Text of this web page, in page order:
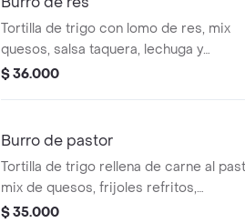
Tortilla de trigo con lomo de res, mix
quesos, salsa taquera, lechuga y
guacamole. acompañado de totopos.
$ 36.000
Burro de pastor
Tortilla de trigo rellena de carne al
mix de quesos, frijoles refritos,
guacamole y acompañada de totopos.
$ 35.000